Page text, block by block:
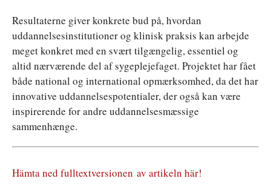
Resultaterne giver konkrete bud på, hvordan
uddannelsesinstitutioner og klinisk praksis kan arbejde
meget konkret med en svært tilgængelig, essentiel og
altid nærværende del af sygeplejefaget. Projektet har fået
både national og international opmærksomhed, da det har
innovative uddannelsespotentialer, der også kan være
inspirerende for andre uddannelsesmæssige
sammenhænge.
Hämta ned fulltextversionen av artikeln här!